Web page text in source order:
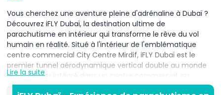
Vous cherchez une aventure pleine d'adrénaline à Dubaï ?
Découvrez iFLY Dubaï, la destination ultime de
parachutisme en intérieur qui transforme le rêve du vol
humain en réalité. Situé à l'intérieur de l'emblématique
centre commercial City Centre Mirdif, iFLY Dubaï est le
premier tunnel aérodynamique vertical double au monde
et le premier intégré dans un centre commercial, en
faisant une expérience véritablement unique. Envolez-vous
Lire la suite